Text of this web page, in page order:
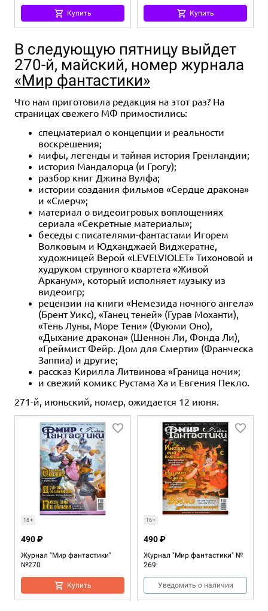
Купить Купить
Предзаказ 14+ Eng
Warcrow. Mounthaven: Waljan,
the Last of the First
2 990 ₽
Купить
Предзаказ 14+ Eng
Warcrow. Yaldabaoth: Kipleacht
4 990 ₽
Купить
В следующую пятницу выйдет
270-й, майский, номер журнала
«Мир фантастики»
Что нам приготовила редакция на этот раз? На
страницах свежего МФ примостились:
спецматериал о концепции и реальности
воскрешения;
мифы, легенды и тайная история Гренландии;
история Мандалорца (и Грогу);
разбор книг Джина Вулфа;
истории создания фильмов «Сердце дракона»
и «Смерч»;
материал о видеоигровых воплощениях
сериала «Секретные материалы»;
беседы с писателями-фантастами Игорем
Волковым и Юдханджаей Виджератне,
художницей Верой «LEVELVIOLET» Тихоновой и
худруком струнного квартета «Живой
Арканум», который исполняет музыку из
видеоигр;
рецензии на книги «Немезида ночного ангела»
(Брент Уикс), «Танец теней» (Гурав Моханти),
«Тень Луны, Море Тени» (Фуюми Оно),
«Дыхание дракона» (Шеннон Ли, Фонда Ли),
«Греймист Фейр. Дом для Смерти» (Франческа
Заппиа) и другие;
рассказ Кирилла Литвинова «Граница ночи»;
и свежий комикс Рустама Ха и Евгения Пекло.
271-й, июньский, номер, ожидается 12 июня.
16+
Журнал "Мир фантастики"
№270
490 ₽
Купить
16+
Журнал "Мир фантастики" №
269
490 ₽
Уведомить о наличии